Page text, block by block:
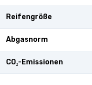
Reifengröße
Abgasnorm
CO₂-Emissionen